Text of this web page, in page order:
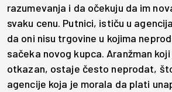
razumevanja i da očekuju da im
svaku cenu. Putnici, ističu u
da oni nisu trgovine u kojima
sačeka novog kupca. Aranžman
otkazan, ostaje često neprodat,
agencije koja je morala da plati